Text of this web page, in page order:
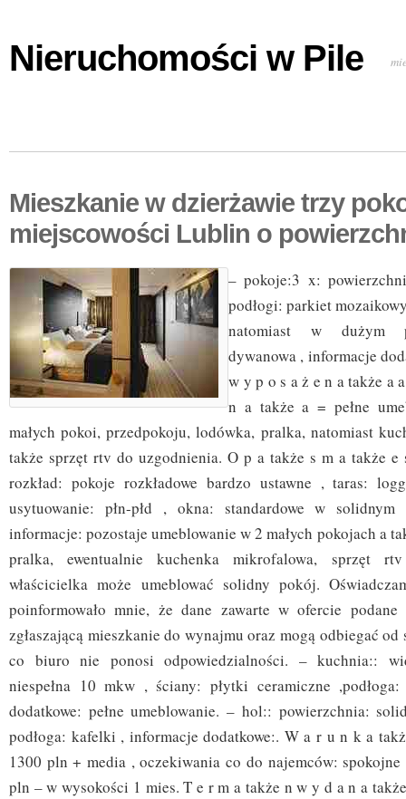
Nieruchomości w Pile
Mieszkanie w dzierżawie trzy
miejscowości Lublin o
– pokoje:3 x:
podłogi: parkiet
natomiast w dużym
dywanowa , informacje
w y p o s a ż e n a także a
n a także a = pełne
małych pokoi, przedpokoju, lodówka, pralka, natomiast
także sprzęt rtv do uzgodnienia. O p a także s m a także
rozkład: pokoje rozkładowe bardzo ustawne , taras:
usytuowanie: płn-płd , okna: standardowe w solidnym
informacje: pozostaje umeblowanie w 2 małych pokojach a
pralka, ewentualnie kuchenka mikrofalowa, sprzęt
właścicielka może umeblować solidny pokój.
poinformowało mnie, że dane zawarte w ofercie podane
zgłaszającą mieszkanie do wynajmu oraz mogą odbiegać
co biuro nie ponosi odpowiedzialności. – kuchnia::
niespełna 10 mkw , ściany: płytki ceramiczne
dodatkowe: pełne umeblowanie. – hol:: powierzchnia:
podłoga: kafelki , informacje dodatkowe:. W a r u n k a
1300 pln + media , oczekiwania co do najemców:
pln – w wysokości 1 mies. T e r m a także n w y d a n a